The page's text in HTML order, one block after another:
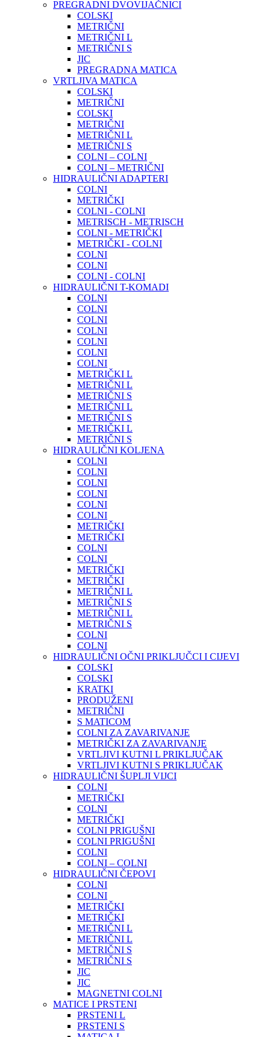
PREGRADNI DVOVIJAČNICI
COLSKI
METRIČNI
METRIČNI L
METRIČNI S
JIC
PREGRADNA MATICA
VRTLJIVA MATICA
COLSKI
METRIČNI
COLSKI
METRIČNI
METRIČNI L
METRIČNI S
COLNI – COLNI
COLNI – METRIČNI
HIDRAULIČNI ADAPTERI
COLNI
METRIČKI
COLNI - COLNI
METRISCH - METRISCH
COLNI - METRIČKI
METRIČKI - COLNI
COLNI
COLNI
COLNI - COLNI
HIDRAULIČNI T-KOMADI
COLNI
COLNI
COLNI
COLNI
COLNI
COLNI
COLNI
METRIČKI L
METRIČNI L
METRIČNI S
METRIČNI L
METRIČNI S
METRIČKI L
METRIČNI S
HIDRAULIČNI KOLJENA
COLNI
COLNI
COLNI
COLNI
COLNI
COLNI
METRIČKI
METRIČKI
COLNI
COLNI
METRIČKI
METRIČKI
METRIČNI L
METRIČNI S
METRIČNI L
METRIČNI S
COLNI
COLNI
HIDRAULIČNI OČNI PRIKLJUČCI I CIJEVI
COLSKI
COLSKI
KRATKI
PRODUŽENI
METRIČNI
S MATICOM
COLNI ZA ZAVARIVANJE
METRIČKI ZA ZAVARIVANJE
VRTLJIVI KUTNI L PRIKLJUČAK
VRTLJIVI KUTNI S PRIKLJUČAK
HIDRAULIČNI ŠUPLJI VIJCI
COLNI
METRIČKI
COLNI
METRIČKI
COLNI PRIGUŠNI
COLNI PRIGUŠNI
COLNI
COLNI – COLNI
HIDRAULIČNI ČEPOVI
COLNI
COLNI
METRIČKI
METRIČKI
METRIČNI L
METRIČNI L
METRIČNI S
METRIČNI S
JIC
JIC
MAGNETNI COLNI
MATICE I PRSTENI
PRSTENI L
PRSTENI S